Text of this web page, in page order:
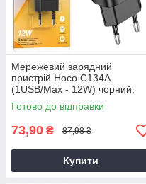
Мережевий зарядний
пристрій Hoco C134A
(1USB/Max - 12W) чорний,
зарядка для телефону,
зарядний пристрій для
телефону
Готово до відправки
73,90 ₴ 87,98 ₴
Купити